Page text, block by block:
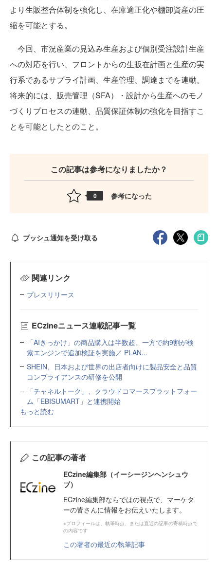
より生販整合体制を強化し、在庫適正化や棚卸資産の圧
縮を可能とする。
今回、市況産業の見込み生産および個別受注設計生産
への対応を行い、フロントからの生販在計画と生産の実
行系であるサプライ計画、生産管理、調達までを連動。
将来的には、販売管理（SFA）・設計から生産へのモノ
づくりプロセスの連動、品質保証体制の強化を目指すこ
とを可能としたとのこと。
この記事は参考になりましたか？
0 参考になった
プッシュ通知を受け取る
関連リンク
プレスリリース
ECzineニュース連載記事一覧
「AIきっかけ」の商品購入は半数超、一方で約9割が検
索エンジンで追加検証を実施／ PLAN...
SHEIN、日本および世界の出店者向けに製品安全と品質
コンプライアンスの研修を公開
「チャネルトーク」、クラウドコマースプラットフォー
ム「EBISUMART」と連携開始
もっと読む
この記事の著者
ECzine編集部（イーシージンヘンシュウ
ブ）
ECzine編集部ならではの視点で、マーケタ
ーの皆さんに情報をお伝えいたします。
※プロフィールは、執筆時点、または直近の記事の寄稿時点で
の内容です
この著者の最近の執筆記事